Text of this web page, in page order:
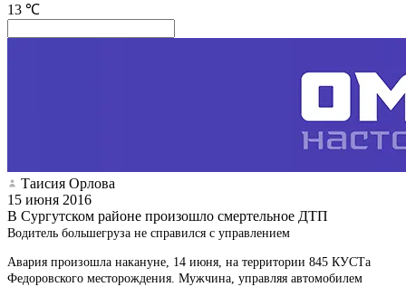
13 ℃
Таисия Орлова
15 июня 2016
В Сургутском районе произошло смертельное ДТП
Водитель большегруза не справился с управлением
Авария произошла накануне, 14 июня, на территории 845 КУСТа
Федоровского месторождения. Мужчина, управляя автомобилем